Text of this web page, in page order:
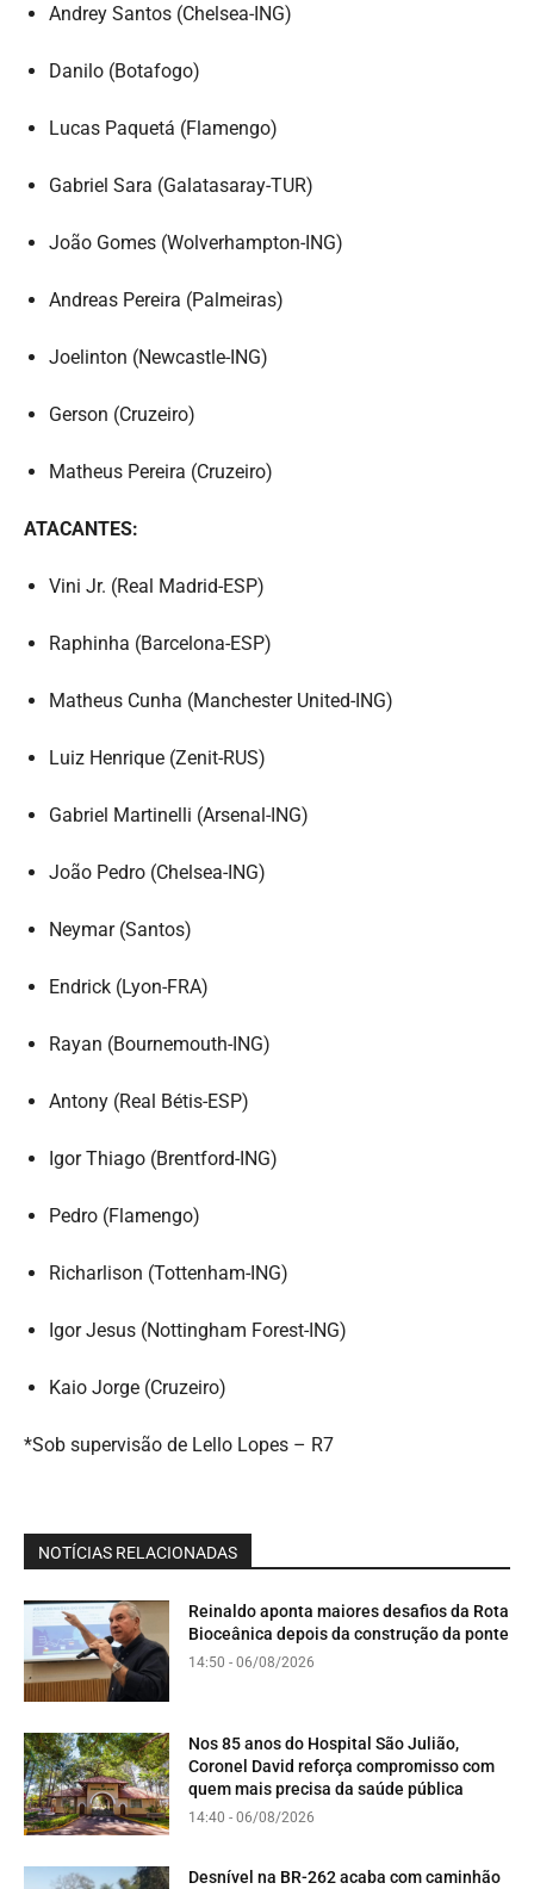
Andrey Santos (Chelsea-ING)
Danilo (Botafogo)
Lucas Paquetá (Flamengo)
Gabriel Sara (Galatasaray-TUR)
João Gomes (Wolverhampton-ING)
Andreas Pereira (Palmeiras)
Joelinton (Newcastle-ING)
Gerson (Cruzeiro)
Matheus Pereira (Cruzeiro)
ATACANTES:
Vini Jr. (Real Madrid-ESP)
Raphinha (Barcelona-ESP)
Matheus Cunha (Manchester United-ING)
Luiz Henrique (Zenit-RUS)
Gabriel Martinelli (Arsenal-ING)
João Pedro (Chelsea-ING)
Neymar (Santos)
Endrick (Lyon-FRA)
Rayan (Bournemouth-ING)
Antony (Real Bétis-ESP)
Igor Thiago (Brentford-ING)
Pedro (Flamengo)
Richarlison (Tottenham-ING)
Igor Jesus (Nottingham Forest-ING)
Kaio Jorge (Cruzeiro)
*Sob supervisão de Lello Lopes – R7
NOTÍCIAS RELACIONADAS
Reinaldo aponta maiores desafios da Rota
Bioceânica depois da construção da ponte
14:50 - 06/08/2026
Nos 85 anos do Hospital São Julião,
Coronel David reforça compromisso com
quem mais precisa da saúde pública
14:40 - 06/08/2026
Desnível na BR-262 acaba com caminhão